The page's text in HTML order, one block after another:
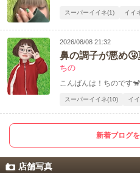
スーパーイイネ(1) イイ
2026/08/08 21:32
鼻の調子が悪め
ちの
こんばんは！ちのです
スーパーイイネ(10) イ
新着ブログ
店舗写真